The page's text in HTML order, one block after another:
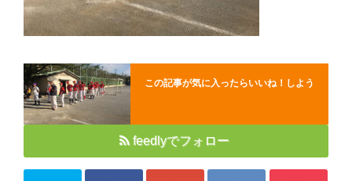
この記事が気に入ったらいいね！しよう
feedlyでフォロー